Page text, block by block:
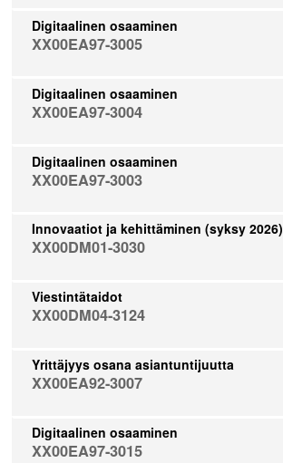
Digitaalinen osaaminen
XX00EA97-3005
Digitaalinen osaaminen
XX00EA97-3004
Digitaalinen osaaminen
XX00EA97-3003
Innovaatiot ja kehittäminen (syksy 2026)
XX00DM01-3030
Viestintätaidot
XX00DM04-3124
Yrittäjyys osana asiantuntijuutta
XX00EA92-3007
Digitaalinen osaaminen
XX00EA97-3015